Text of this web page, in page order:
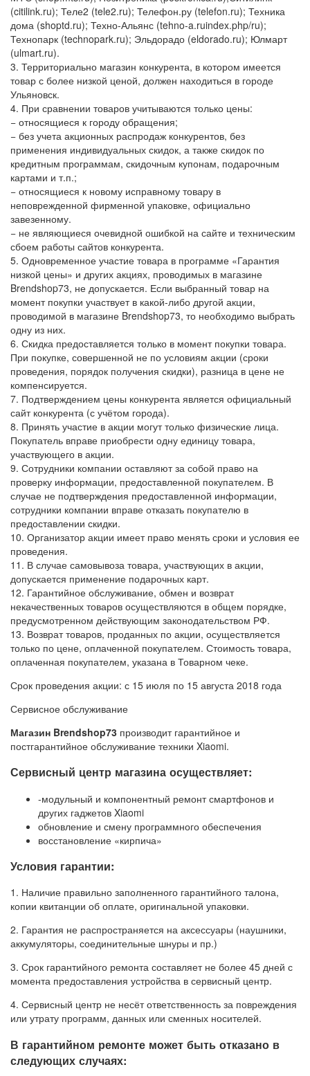
(citilink.ru); Теле2 (tele2.ru); Телефон.ру (telefon.ru); Техника
дома (shoptd.ru); Техно-Альянс (tehno-a.ruindex.php/ru);
Технопарк (technopark.ru); Эльдорадо (eldorado.ru); Юлмарт
(ulmart.ru).
3. Территориально магазин конкурента, в котором имеется
товар с более низкой ценой, должен находиться в городе
Ульяновск.
4. При сравнении товаров учитываются только цены:
− относящиеся к городу обращения;
− без учета акционных распродаж конкурентов, без
применения индивидуальных скидок, а также скидок по
кредитным программам, скидочным купонам, подарочным
картами и т.п.;
− относящиеся к новому исправному товару в
неповрежденной фирменной упаковке, официально
завезенному.
− не являющиеся очевидной ошибкой на сайте и техническим
сбоем работы сайтов конкурента.
5. Одновременное участие товара в программе «Гарантия
низкой цены» и других акциях, проводимых в магазине
Brendshop73, не допускается. Если выбранный товар на
момент покупки участвует в какой-либо другой акции,
проводимой в магазине Brendshop73, то необходимо выбрать
одну из них.
6. Скидка предоставляется только в момент покупки товара.
При покупке, совершенной не по условиям акции (сроки
проведения, порядок получения скидки), разница в цене не
компенсируется.
7. Подтверждением цены конкурента является официальный
сайт конкурента (с учётом города).
8. Принять участие в акции могут только физические лица.
Покупатель вправе приобрести одну единицу товара,
участвующего в акции.
9. Сотрудники компании оставляют за собой право на
проверку информации, предоставленной покупателем. В
случае не подтверждения предоставленной информации,
сотрудники компании вправе отказать покупателю в
предоставлении скидки.
10. Организатор акции имеет право менять сроки и условия ее
проведения.
11. В случае самовывоза товара, участвующих в акции,
допускается применение подарочных карт.
12. Гарантийное обслуживание, обмен и возврат
некачественных товаров осуществляются в общем порядке,
предусмотренном действующим законодательством РФ.
13. Возврат товаров, проданных по акции, осуществляется
только по цене, оплаченной покупателем. Стоимость товара,
оплаченная покупателем, указана в Товарном чеке.
Срок проведения акции: с 15 июля по 15 августа 2018 года
Сервисное обслуживание
Магазин Brendshop73 производит гарантийное и
постгарантийное обслуживание техники Xiaomi.
Сервисный центр магазина осуществляет:
-модульный и компонентный ремонт смартфонов и
других гаджетов Xiaomi
обновление и смену программного обеспечения
восстановление «кирпича»
Условия гарантии:
1. Наличие правильно заполненного гарантийного талона,
копии квитанции об оплате, оригинальной упаковки.
2. Гарантия не распространяется на аксессуары (наушники,
аккумуляторы, соединительные шнуры и пр.)
3. Срок гарантийного ремонта составляет не более 45 дней с
момента предоставления устройства в сервисный центр.
4. Сервисный центр не несёт ответственность за повреждения
или утрату программ, данных или сменных носителей.
В гарантийном ремонте может быть отказано в
следующих случаях: